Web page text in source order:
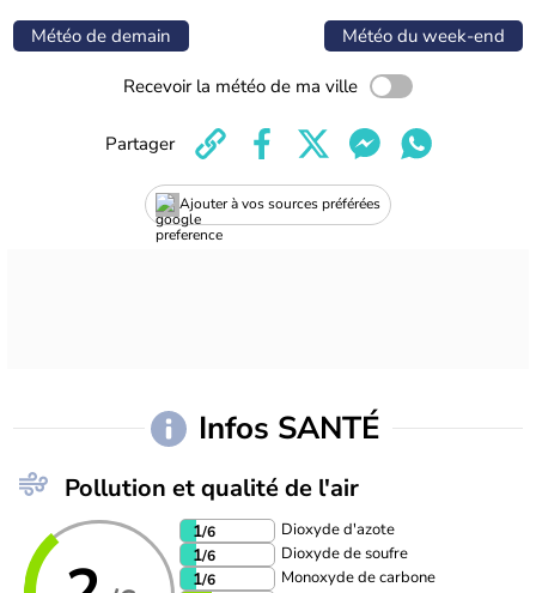
Météo de demain Météo du week-end
Recevoir la météo de ma ville
Ajouter à vos sources préférées
Partager
Infos SANTÉ
Pollution et qualité de l'air
1/6 Dioxyde d'azote
1/6 Dioxyde de soufre
1/6 Monoxyde de carbone